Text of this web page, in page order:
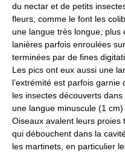
du nectar et de petits
fleurs, comme le font les
une langue très longue, plus
lanières parfois enroulées
terminées par de fines
Les pics ont eux aussi une
l’extrémité est parfois
les insectes découverts
une langue minuscule (1
Oiseaux avalent leurs proies
qui débouchent dans la
les martinets, en particulier